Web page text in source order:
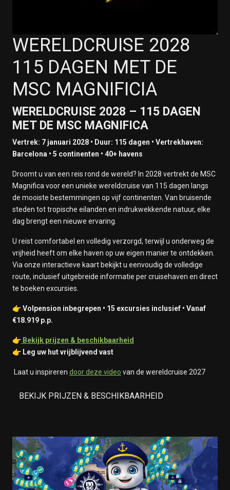
WERELDCRUISE 2028
115 DAGEN MET DE
MSC MAGNIFICIA
WERELDCRUISE 2028 – 115 DAGEN
MET DE MSC MAGNIFICA
Vertrek: 7 januari 2028 • Duur: 115 dagen • Vertrekhaven:
Barcelona • 5 continenten • 40+ havens
Droomt u van een reis rond de wereld? In 2028 vertrekt de MSC
Magnifica voor een unieke wereldcruise van 115 dagen langs
de mooiste bestemmingen op vijf continenten. Van bruisende
steden tot tropische eilanden en indrukwekkende natuur, elke
dag brengt een nieuwe ervaring.
U reist comfortabel en volledig verzorgd, terwijl u onderweg de
vrijheid heeft om elke haven op uw eigen manier te ontdekken.
Via onze interactieve kaart bekijkt u eenvoudig de volledige
route, inclusief uitgebreide informatie per cruisehaven en direct
te boeken excursies.
👉Volpension inbegrepen • 15 excursies inclusief • Vanaf
€18.919 p.p.
👉 Bekijk prijzen & beschikbaarheid
👉 Leg uw hut vrijblijvend vast
Laat u inspireren door deze video van de wereldcruise 2027
BEKIJK PRIJZEN & BESCHIKBAARHEID